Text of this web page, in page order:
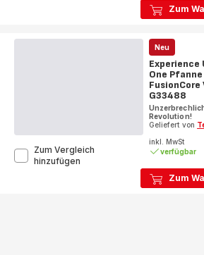
Zum
Zum
Neu
Experience
One
FusionCore
G33488
Revolution!
Geliefert von
inkl. MwSt
verfügbar
Zum Vergleich
hinzufügen